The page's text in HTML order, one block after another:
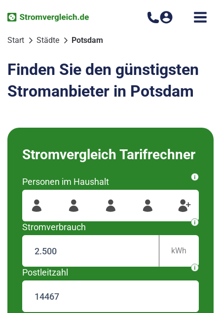
Inhalt
Start
Städte Potsdam
Finden Sie den günstigsten
Stromanbieter in Potsdam
Stromvergleich Tarifrechner
Personen im Haushalt
Stromverbrauch
kWh
Postleitzahl
Bitte wählen Sie Ihren
Ortsteil aus
Für Ihre Postleitzahl
14467
wurden diese Regionen
gefunden